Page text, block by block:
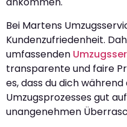
Bei Martens
Kundenzufriedenheit.
umfassenden
transparente und faire
es, dass du dich
Umzugsprozesses gut
unangenehmen